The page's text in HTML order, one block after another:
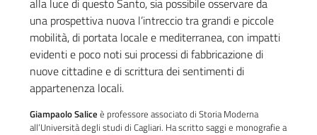
una prospettiva nuova l’intreccio tra grandi e piccole
mobilità, di portata locale e mediterranea, con impatti
evidenti e poco noti sui processi di fabbricazione di
nuove cittadine e di scrittura dei sentimenti di
appartenenza locali.
Giampaolo Salice è professore associato di Storia Moderna
all’Università degli studi di Cagliari. Ha scritto saggi e monografie a